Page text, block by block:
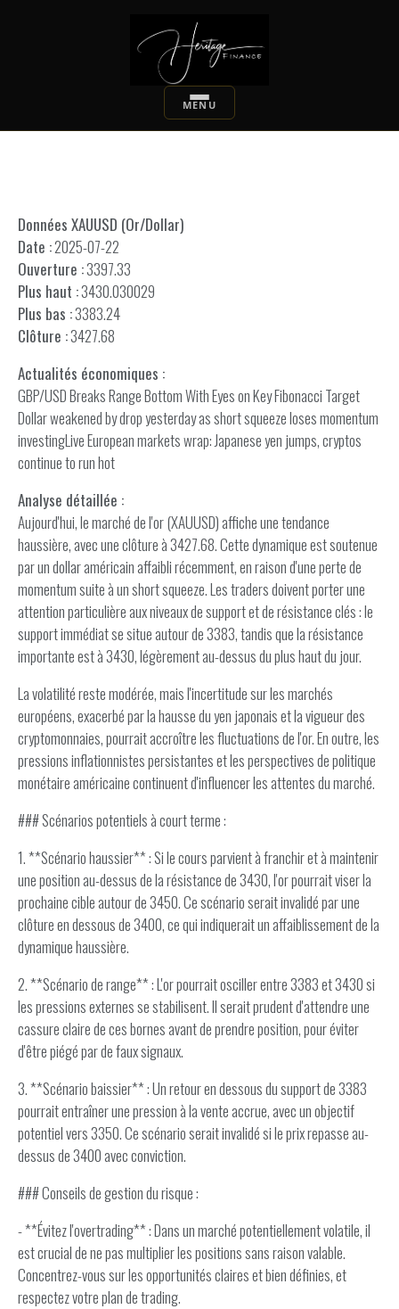
Données XAUUSD (Or/Dollar)
Date :2025-07-22
Ouverture :3397.33
Plus haut :3430.030029
Plus bas :3383.24
Clôture :3427.68
Actualités économiques :
GBP/USD Breaks Range Bottom With Eyes on Key Fibonacci Target
Dollar weakened by drop yesterday as short squeeze loses momentum
investingLive European markets wrap: Japanese yen jumps, cryptos
continue to run hot
Analyse détaillée :
Aujourd'hui, le marché de l'or (XAUUSD) affiche une tendance
haussière, avec une clôture à 3427.68. Cette dynamique est soutenue
par un dollar américain affaibli récemment, en raison d'une perte de
momentum suite à un short squeeze. Les traders doivent porter une
attention particulière aux niveaux de support et de résistance clés : le
support immédiat se situe autour de 3383, tandis que la résistance
importante est à 3430, légèrement au-dessus du plus haut du jour.
La volatilité reste modérée, mais l'incertitude sur les marchés
européens, exacerbé par la hausse du yen japonais et la vigueur des
cryptomonnaies, pourrait accroître les fluctuations de l'or. En outre, les
pressions inflationnistes persistantes et les perspectives de politique
monétaire américaine continuent d'influencer les attentes du marché.
### Scénarios potentiels à court terme :
1. **Scénario haussier** : Si le cours parvient à franchir et à maintenir
une position au-dessus de la résistance de 3430, l'or pourrait viser la
prochaine cible autour de 3450. Ce scénario serait invalidé par une
clôture en dessous de 3400, ce qui indiquerait un affaiblissement de la
dynamique haussière.
2. **Scénario de range** : L'or pourrait osciller entre 3383 et 3430 si
les pressions externes se stabilisent. Il serait prudent d'attendre une
cassure claire de ces bornes avant de prendre position, pour éviter
d'être piégé par de faux signaux.
3. **Scénario baissier** : Un retour en dessous du support de 3383
pourrait entraîner une pression à la vente accrue, avec un objectif
potentiel vers 3350. Ce scénario serait invalidé si le prix repasse au-
dessus de 3400 avec conviction.
### Conseils de gestion du risque :
- **Évitez l'overtrading** : Dans un marché potentiellement volatile, il
est crucial de ne pas multiplier les positions sans raison valable.
Concentrez-vous sur les opportunités claires et bien définies, et
respectez votre plan de trading.